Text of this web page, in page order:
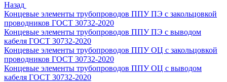
Назад
Концевые элементы трубопроводов ППУ ПЭ с закольцовкой
проводников ГОСТ 30732-2020
Концевые элементы трубопроводов ППУ ПЭ с выводом
кабеля ГОСТ 30732-2020
Концевые элементы трубопроводов ППУ ОЦ с закольцовкой
проводников ГОСТ 30732-2020
Концевые элементы трубопроводов ППУ ОЦ с выводом
кабеля ГОСТ 30732-2020